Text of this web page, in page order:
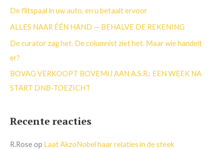
a
r
De flitspaal in uw auto, en u betaalt ervoor
ALLES NAAR ÉÉN HAND — BEHALVE DE REKENING
De curator zag het. De columnist ziet het. Maar wie handelt
er?
BOVAG VERKOOPT BOVEMIJ AAN A.S.R.: EEN WEEK NA
START DNB-TOEZICHT
Recente reacties
R.Roseop Laat AkzoNobel haar relaties in de steek